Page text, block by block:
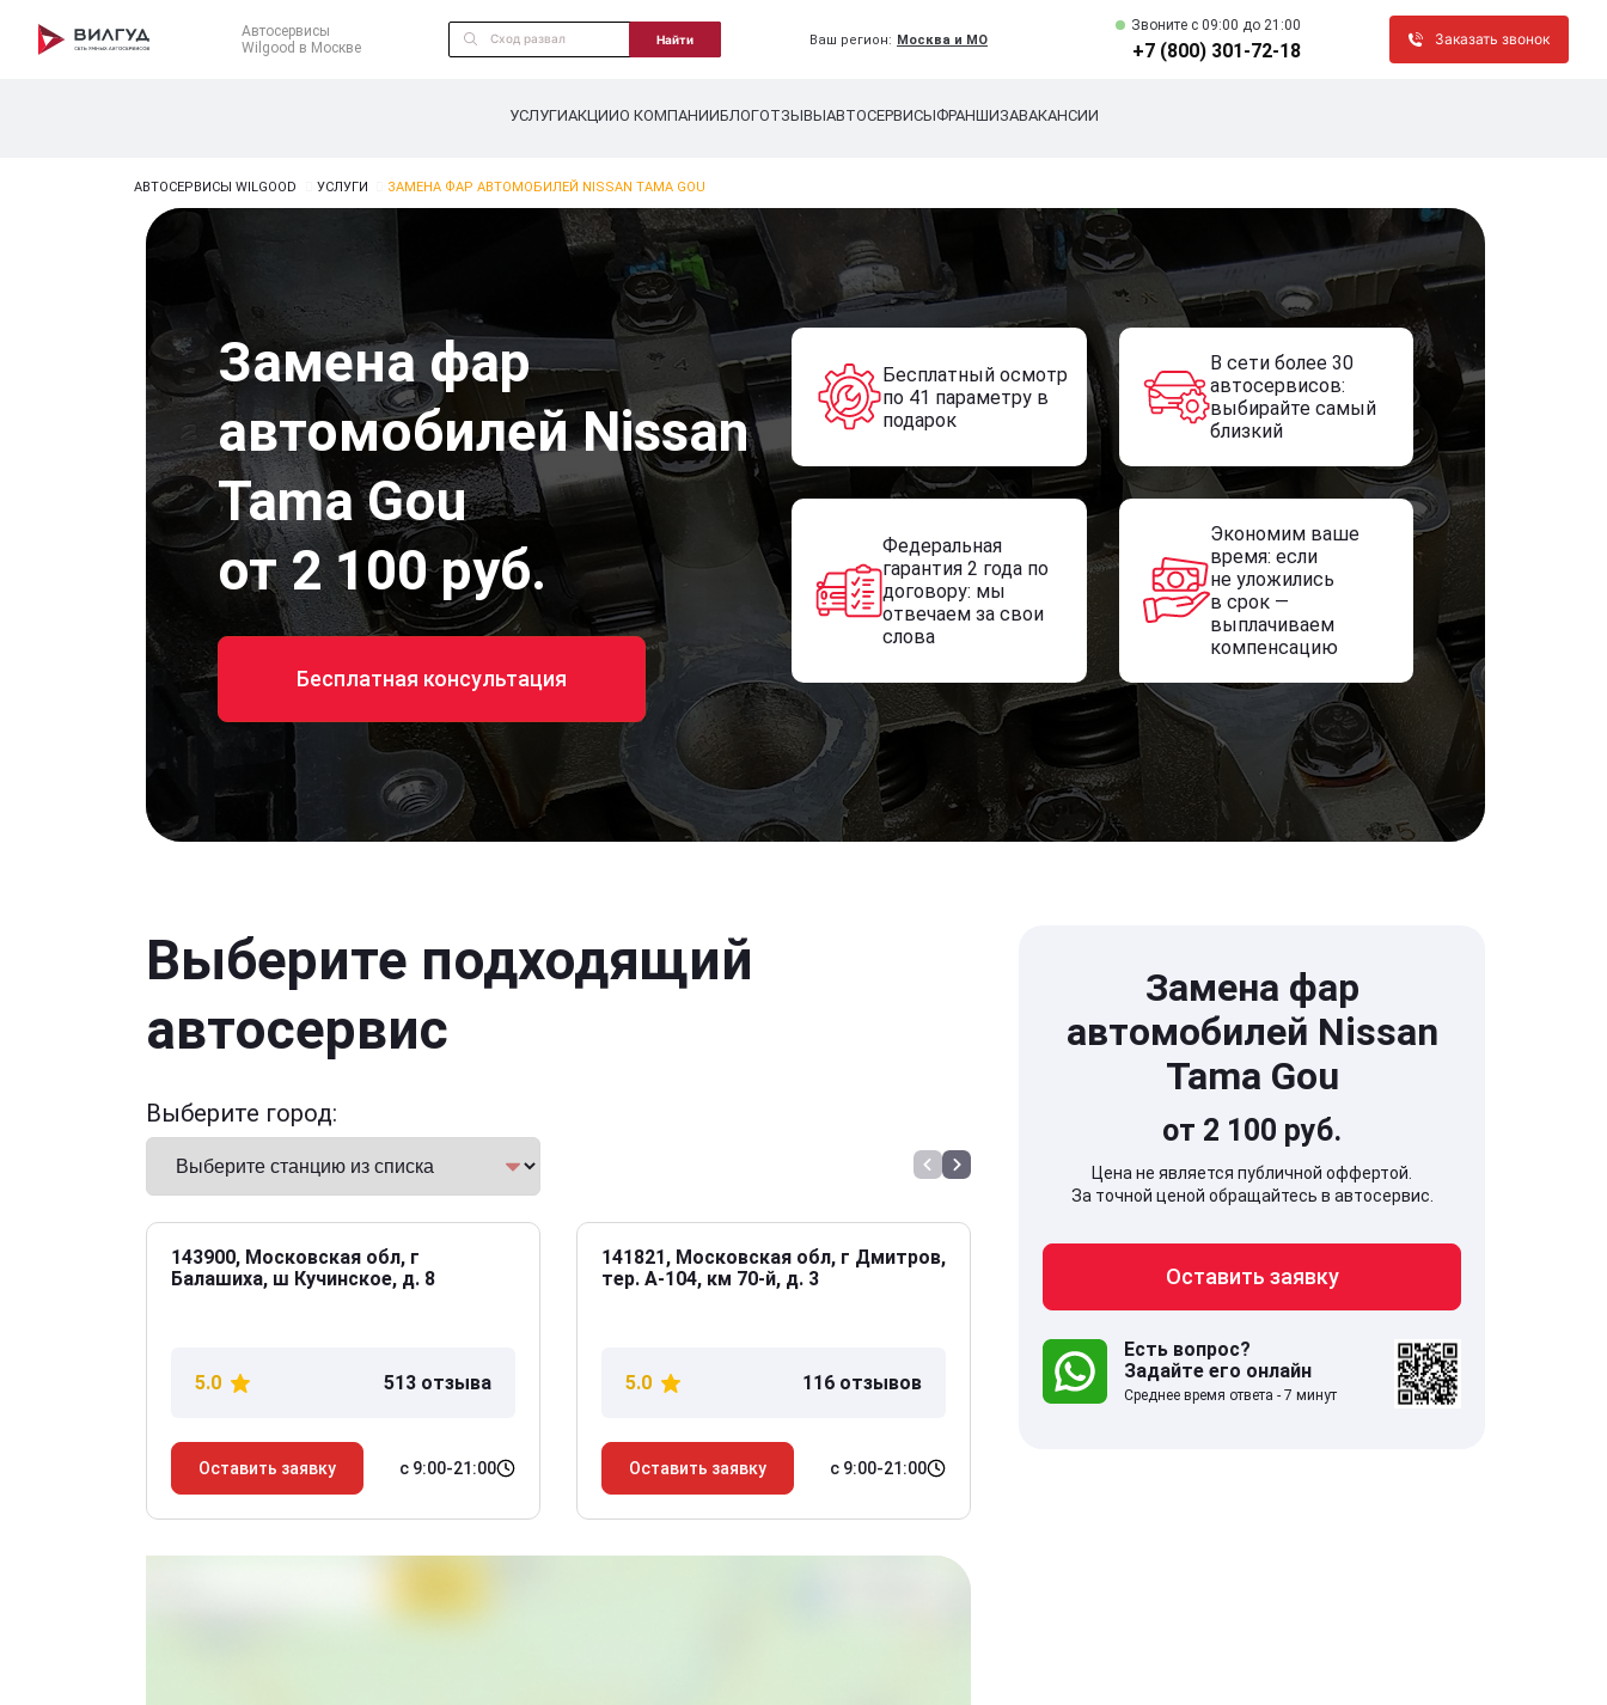
Автосервисы
Wilgood в Москве
Найти Ваш регион: Москва и МО
Звоните c 09:00 до 21:00
+7 (800) 301-72-18
Заказать звонок
УСЛУГИАКЦИИО КОМПАНИИБЛОГОТЗЫВЫАВТОСЕРВИСЫФРАНШИЗАВАКАНСИИ
АВТОСЕРВИСЫ WILGOOD УСЛУГИ ЗАМЕНА ФАР АВТОМОБИЛЕЙ NISSAN TAMA GOU
Замена фар
автомобилей Nissan
Tama Gou
от 2 100 руб.
Бесплатная консультация
Бесплатный осмотр
по 41 параметру в
подарок
В сети более 30
автосервисов:
выбирайте самый
близкий
Федеральная
гарантия 2 года по
договору: мы
отвечаем за свои
слова
Экономим ваше
время: если
не уложились
в срок —
выплачиваем
компенсацию
Выберите подходящий
автосервис
Выберите город:
143900, Московская обл, г
Балашиха, ш Кучинское, д. 8
5.0 513 отзыва
Оставить заявку с 9:00-21:00
141821, Московская обл, г Дмитров,
тер. А-104, км 70-й, д. 3
5.0 116 отзывов
Оставить заявку с 9:00-21:00
141707, Московская обл,
Долгопрудный г, Береговой проезд,
дом 5
5.0 332 отзыва
Замена фар
автомобилей Nissan
Tama Gou
от 2 100 руб.
Цена не является публичной оффертой.
За точной ценой обращайтесь в автосервис.
Оставить заявку
Есть вопрос?
Задайте его онлайн
Среднее время ответа - 7 минут